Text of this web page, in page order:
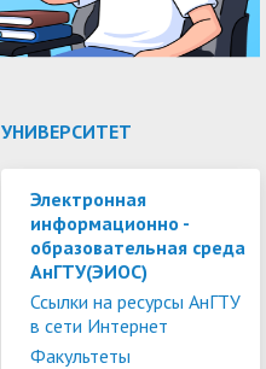
УНИВЕРСИТЕТ
Электронная
информационно -
образовательная среда
АнГТУ(ЭИОС)
Ссылки на ресурсы АнГТУ
в сети Интернет
Факультеты